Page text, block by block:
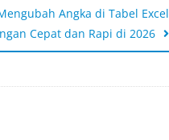
Angka di Tabel Excel
Cepat dan Rapi di 2026